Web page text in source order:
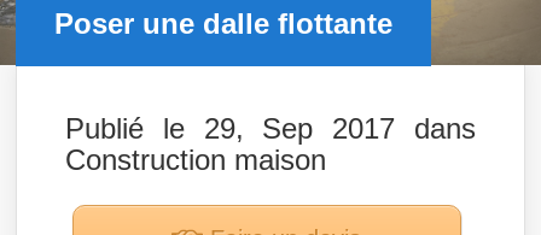
Poser une dalle flottante
Publié le 29, Sep 2017 dans
Construction maison